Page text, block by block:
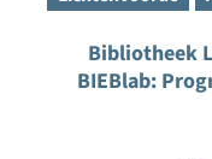
Bibliotheek
BIEBlab: